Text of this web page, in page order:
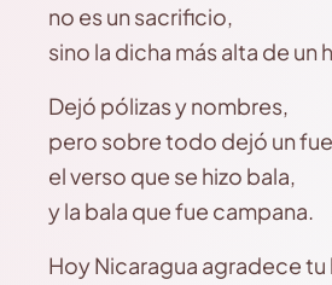
no es un sacrificio,
sino la dicha más alta de un
Dejó pólizas y nombres,
pero sobre todo dejó un
el verso que se hizo bala,
y la bala que fue campana.
Hoy Nicaragua agradece tu